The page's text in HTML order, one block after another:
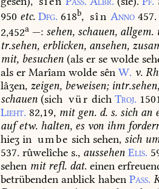
950 etc. Dfg. 618b, sîn Anno 457.
2,452a —: sehen, schauen, allgem.
tr.sehen, erblicken, ansehen,
mit, besuchen (als er se wolde
als er Marîam wolde sên W. v.
lâʒen, zeigen, beweisen; intr.
schauen (sich vür dich Troj.
Lieht. 82,19, mitgen. d. s. sich an
aufetw. halten, es von ihm
hieʒ in umbe sich sehen, sich
537. rûwelîche s., aussehen Elis.
sehen mitrefl. dat. einen
betrübenden anblick haben Pass.